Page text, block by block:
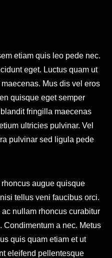
etiam quis leo pede nec.
eget. Luctus quam ut
Mus dis vel eros
quisque eget semper
fringilla maecenas
ultricies pulvinar. Vel
pulvinar sed ligula pede
augue quisque
tellus veni faucibus orci.
nullam rhoncus curabitur
Condimentum a nec. Metus
quis quam etiam et ut
eleifend pellentesque